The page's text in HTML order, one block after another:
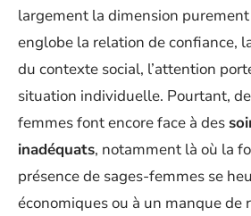
largement la dimension
englobe la relation de confiance,
du contexte social, l’attention
situation individuelle. Pourtant,
femmes font encore face à des
inadéquats, notamment là où la
présence de sages-femmes se
économiques ou à un manque de